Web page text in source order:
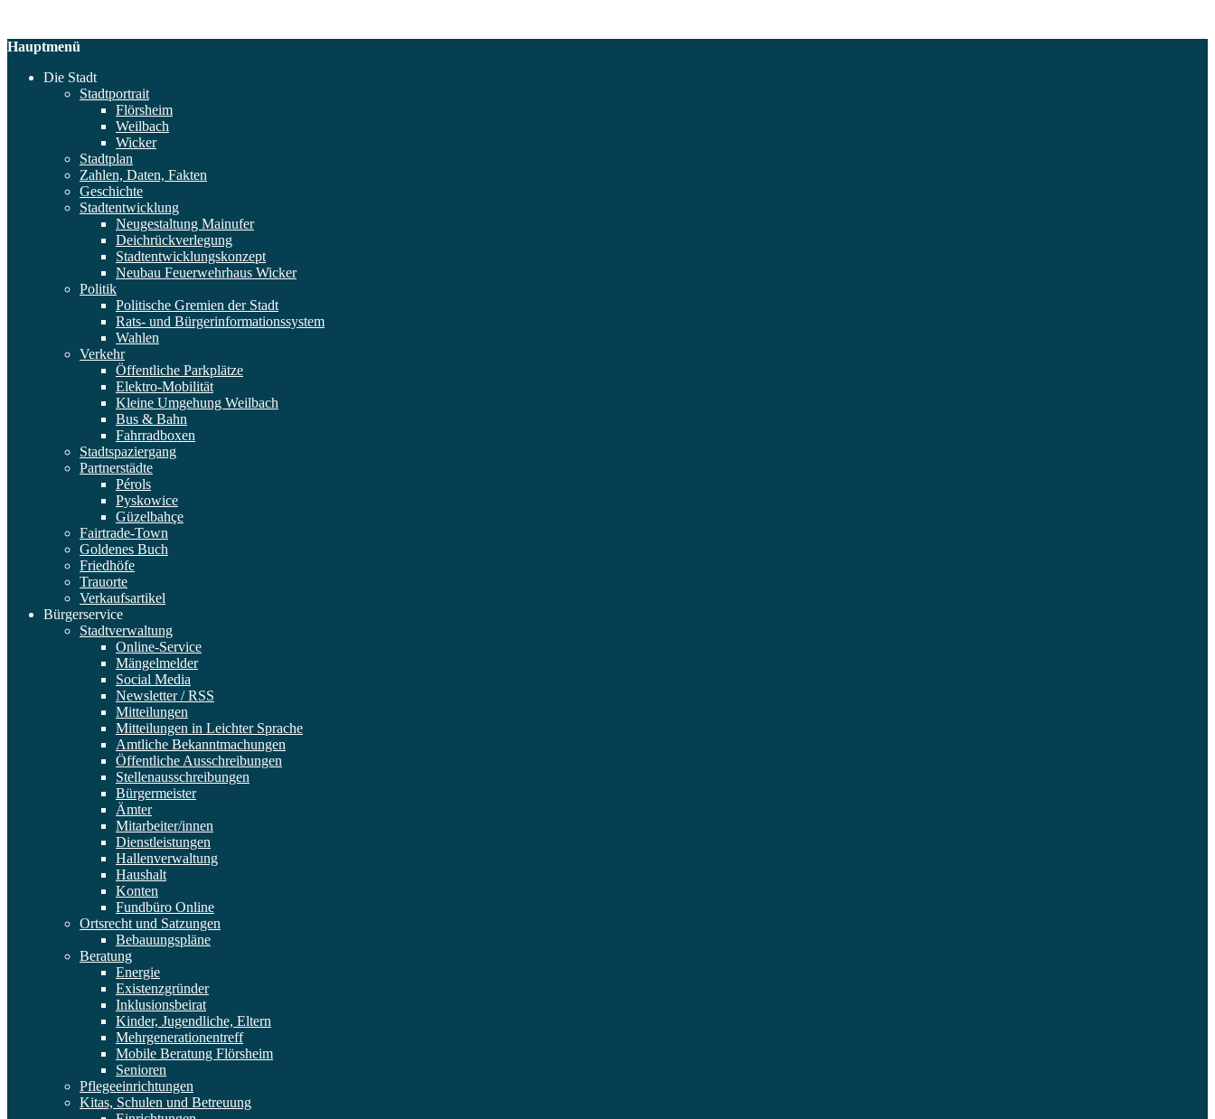
Hauptmenü
Die Stadt
Stadtportrait
Flörsheim
Weilbach
Wicker
Stadtplan
Zahlen, Daten, Fakten
Geschichte
Stadtentwicklung
Neugestaltung Mainufer
Deichrückverlegung
Stadtentwicklungskonzept
Neubau Feuerwehrhaus Wicker
Politik
Politische Gremien der Stadt
Rats- und Bürgerinformationssystem
Wahlen
Verkehr
Öffentliche Parkplätze
Elektro-Mobilität
Kleine Umgehung Weilbach
Bus & Bahn
Fahrradboxen
Stadtspaziergang
Partnerstädte
Pérols
Pyskowice
Güzelbahçe
Fairtrade-Town
Goldenes Buch
Friedhöfe
Trauorte
Verkaufsartikel
Bürgerservice
Stadtverwaltung
Online-Service
Mängelmelder
Social Media
Newsletter / RSS
Mitteilungen
Mitteilungen in Leichter Sprache
Amtliche Bekanntmachungen
Öffentliche Ausschreibungen
Stellenausschreibungen
Bürgermeister
Ämter
Mitarbeiter/innen
Dienstleistungen
Hallenverwaltung
Haushalt
Konten
Fundbüro Online
Ortsrecht und Satzungen
Bebauungspläne
Beratung
Energie
Existenzgründer
Inklusionsbeirat
Kinder, Jugendliche, Eltern
Mehrgenerationentreff
Mobile Beratung Flörsheim
Senioren
Pflegeeinrichtungen
Kitas, Schulen und Betreuung